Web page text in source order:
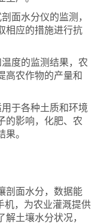
面水分仪的监测，
相应的措施进行抗
度的监测结果，农
高农作物的产量和
于各种土质和环境
的影响，化肥、农
。
剖面水分，数据能
机，为农业灌溉提供
土壤水分状况，